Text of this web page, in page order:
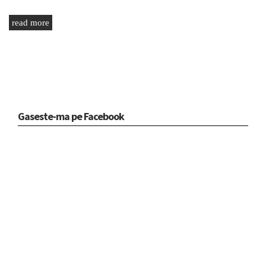
read more
Gaseste-ma pe Facebook